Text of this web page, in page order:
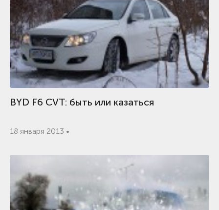
BYD F6 CVT: быть или казаться
18 января 2013 •